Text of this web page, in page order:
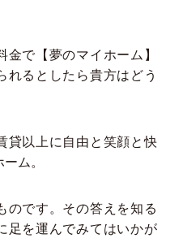
金で【夢のマイホーム】
れるとしたら貴方はどう
貸以上に自由と笑顔と快
ム。
のです。その答えを知る
足を運んでみてはいかが